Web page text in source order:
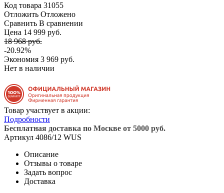
Код товара 31055
Отложить Отложено
Сравнить В сравнении
Цена 14 999 руб.
18 968 руб.
-20.92%
Экономия 3 969 руб.
Нет в наличии
Товар участвует в акции:
Подробности
Бесплатная доставка по Москве от 5000 руб.
Артикул 4086/12 WUS
Описание
Отзывы о товаре
Задать вопрос
Доставка